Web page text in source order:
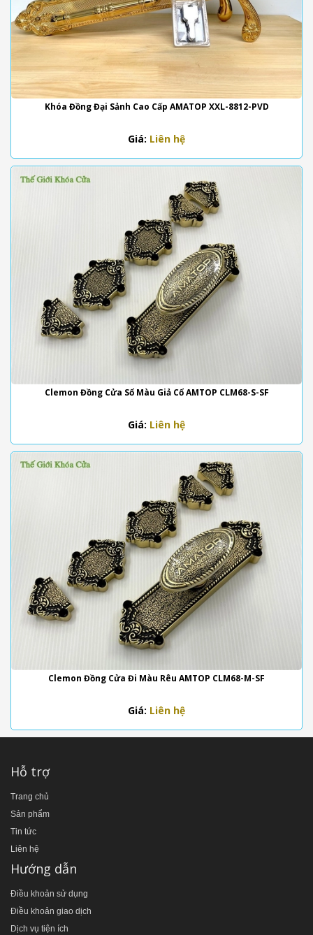
Khóa Đồng Đại Sảnh Cao Cấp AMATOP XXL-8812-PVD
Giá: Liên hệ
Clemon Đồng Cửa Sổ Màu Giả Cổ AMTOP CLM68-S-SF
Giá: Liên hệ
Clemon Đồng Cửa Đi Màu Rêu AMTOP CLM68-M-SF
Giá: Liên hệ
Hỗ trợ
Trang chủ
Sản phẩm
Tin tức
Liên hệ
Hướng dẫn
Điều khoản sử dụng
Điều khoản giao dịch
Dịch vụ tiện ích